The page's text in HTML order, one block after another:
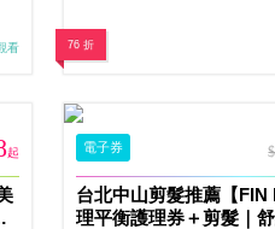
看 76 折
起 電子券
台北中山剪髮推薦【FIN
理平衡護理券＋剪髮｜